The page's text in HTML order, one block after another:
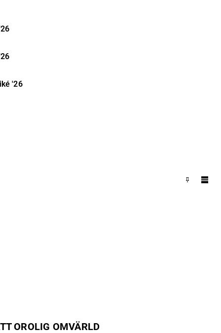
'26
I EN FORTSATT OROLIG OMVÄRLD